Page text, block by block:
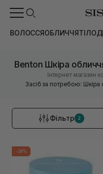
ВОЛОССЯОБЛИЧЧЯТІЛО
Benton Шкіра
Інтернет магазин
Засіб за потребою:
Фільтр 2
-29%